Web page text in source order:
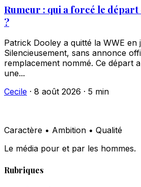
Rumeur : qui a forcé le
?
Patrick Dooley a quitté la WWE en
Silencieusement, sans annonce
remplacement nommé. Ce départ
une...
Cecile · 8 août 2026 · 5 min
Caractère • Ambition • Qualité
Le média pour et par les hommes.
Rubriques